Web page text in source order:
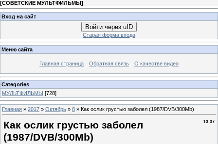
[СОВЕТСКИЕ МУЛЬТФИЛЬМЫ]
Вход на сайт
Войти через uID
Старая форма входа
Меню сайта
Главная страница Обратная связь О качестве видео
Categories
МУЛЬТФИЛЬМЫ [728]
Главная » 2017 » Октябрь » 8 » Как ослик грустью заболел (1987/DVB/300Мb)
13:37
Как ослик грустью заболел
(1987/DVB/300Мb)